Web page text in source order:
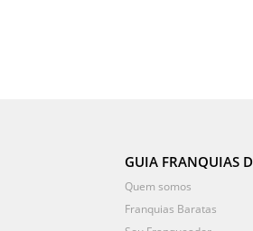
GUIA FRANQUIAS
Quem somos
Franquias Baratas